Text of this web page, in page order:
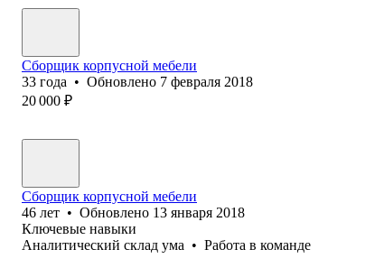
Сборщик корпусной мебели
33 года • Обновлено 7 февраля 2018
20 000 ₽
Сборщик корпусной мебели
46 лет • Обновлено 13 января 2018
Ключевые навыки
Аналитический склад ума • Работа в команде